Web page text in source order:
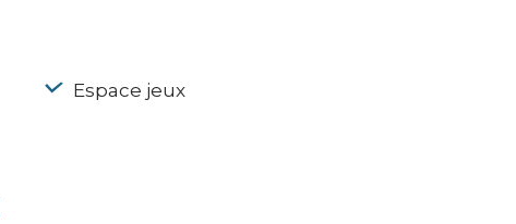
Espace jeux